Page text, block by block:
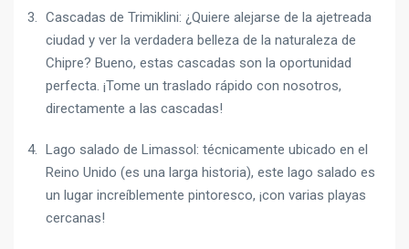
Cascadas de Trimiklini: ¿Quiere alejarse de la ajetreada
ciudad y ver la verdadera belleza de la naturaleza de
Chipre? Bueno, estas cascadas son la oportunidad
perfecta. ¡Tome un traslado rápido con nosotros,
directamente a las cascadas!
Lago salado de Limassol: técnicamente ubicado en el
Reino Unido (es una larga historia), este lago salado es
un lugar increíblemente pintoresco, ¡con varias playas
cercanas!